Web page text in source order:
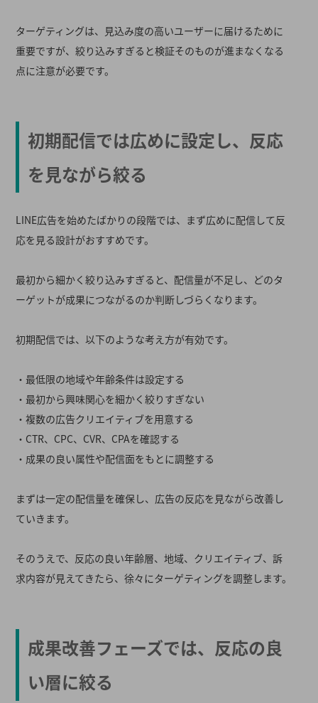
ターゲティングは、見込み度の高いユーザーに届けるために
重要ですが、絞り込みすぎると検証そのものが進まなくなる
点に注意が必要です。
初期配信では広めに設定し、反応
を見ながら絞る
LINE広告を始めたばかりの段階では、まず広めに配信して反
応を見る設計がおすすめです。
最初から細かく絞り込みすぎると、配信量が不足し、どのタ
ーゲットが成果につながるのか判断しづらくなります。
初期配信では、以下のような考え方が有効です。
・最低限の地域や年齢条件は設定する
・最初から興味関心を細かく絞りすぎない
・複数の広告クリエイティブを用意する
・CTR、CPC、CVR、CPAを確認する
・成果の良い属性や配信面をもとに調整する
まずは一定の配信量を確保し、広告の反応を見ながら改善し
ていきます。
そのうえで、反応の良い年齢層、地域、クリエイティブ、訴
求内容が見えてきたら、徐々にターゲティングを調整します。
成果改善フェーズでは、反応の良
い層に絞る